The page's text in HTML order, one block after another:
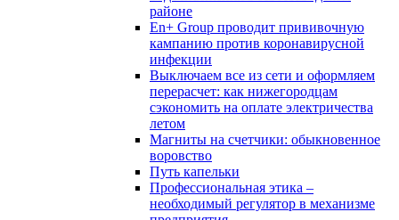
районе
En+ Group проводит прививочную
кампанию против коронавирусной
инфекции
Выключаем все из сети и оформляем
перерасчет: как нижегородцам
сэкономить на оплате электричества
летом
Магниты на счетчики: обыкновенное
воровство
Путь капельки
Профессиональная этика –
необходимый регулятор в механизме